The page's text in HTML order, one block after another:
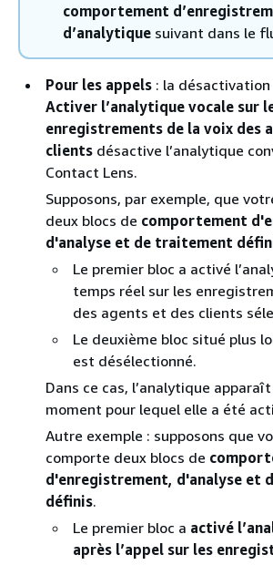
comportement
d’analytique suivant dans le
Pour les appels : la désactivation
Activer l’analytique vocale sur
enregistrements de la voix des
clients désactive l’analytique
Contact Lens.
Supposons, par exemple, que
deux blocs de comportement
d'analyse et de traitement
Le premier bloc a activé
temps réel sur les
des agents et des clients
Le deuxième bloc situé plus
est désélectionné.
Dans ce cas, l’analytique
moment pour lequel elle a été
Autre exemple : supposons que
comporte deux blocs de
d'enregistrement, d'analyse et
définis.
Le premier bloc a activé
après l’appel sur les